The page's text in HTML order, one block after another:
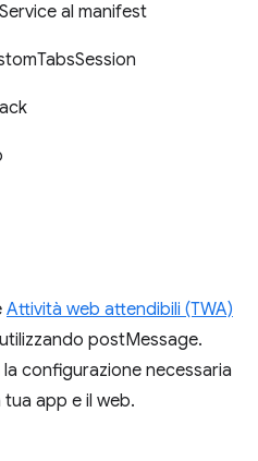
al manifest
Attività web attendibili (TWA)
postMessage.
configurazione necessaria
app e il web.